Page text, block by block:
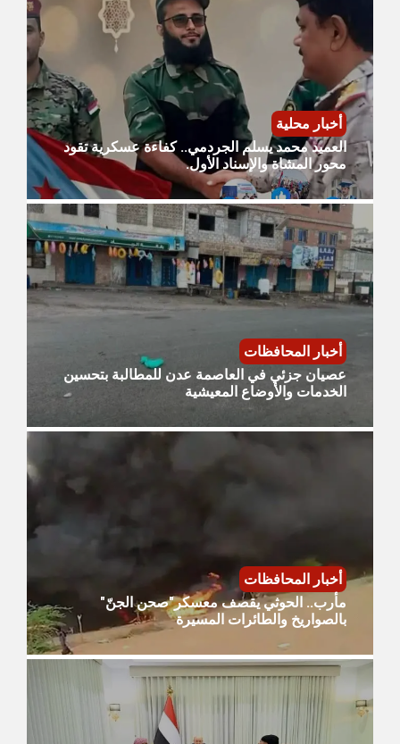
أخبار محلية
العميد محمد يسلم الجردمي.. كفاءة عسكرية تقود
محور المشاة والإسناد الأول.
أخبار المحافظات
عصيان جزئي في العاصمة عدن للمطالبة بتحسين
الخدمات والأوضاع المعيشية
أخبار المحافظات
مأرب.. الحوثي يقصف معسكر"صحن الجنّ"
بالصواريخ والطائرات المسيرة